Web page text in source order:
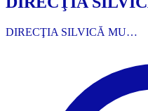
DIRECŢIA SILVICĂ MU…